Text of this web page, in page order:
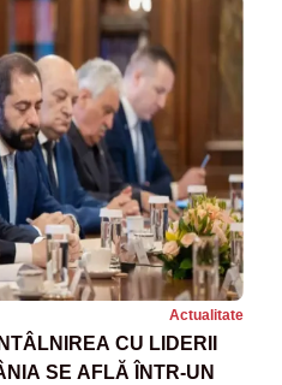
Actualitate
CU LIDERII
SE AFLĂ ÎNTR-UN